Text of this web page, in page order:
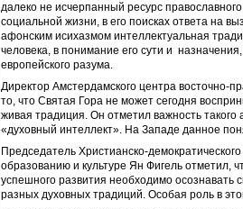
далеко не исчерпанный ресурс
социальной жизни, в его поисках ответа на
афонским исихазмом интеллектуальная
человека, в понимание его сути и
европейского разума.
Директор Амстердамского центра восточно-
то, что Святая Гора не может сегодня
живая традиция. Он отметил важность такого
«духовный интеллект». На Западе данное
Председатель Христианско-
образованию и культуре Ян Фигель отметил,
успешного развития необходимо осознавать
разных духовных традиций. Особая роль в